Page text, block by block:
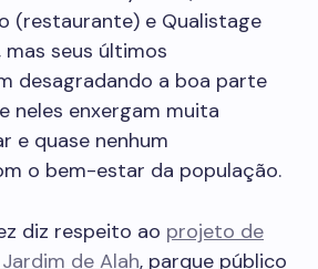
(restaurante) e ­Qualistage
mas seus últimos
desagradando a boa parte
neles enxergam muita
e quase nenhum
o bem-estar da população.
diz respeito ao projeto de
de Alah, parque público